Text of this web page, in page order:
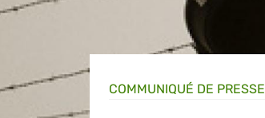
COMMUNIQUÉ DE PRESSE